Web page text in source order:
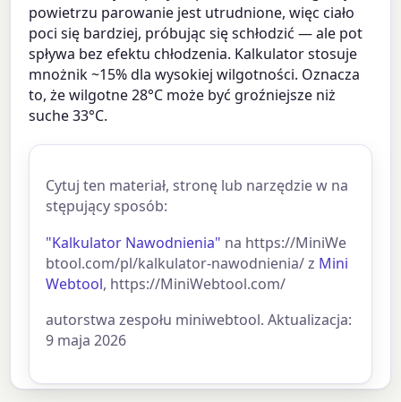
powietrzu parowanie jest utrudnione, więc ciało
poci się bardziej, próbując się schłodzić — ale pot
spływa bez efektu chłodzenia. Kalkulator stosuje
mnożnik ~15% dla wysokiej wilgotności. Oznacza
to, że wilgotne 28°C może być groźniejsze niż
suche 33°C.
Cytuj ten materiał, stronę lub narzędzie w na
stępujący sposób:
"Kalkulator Nawodnienia" na https://MiniWe
btool.com/pl/kalkulator-nawodnienia/ z Mini
Webtool, https://MiniWebtool.com/
autorstwa zespołu miniwebtool. Aktualizacja:
9 maja 2026